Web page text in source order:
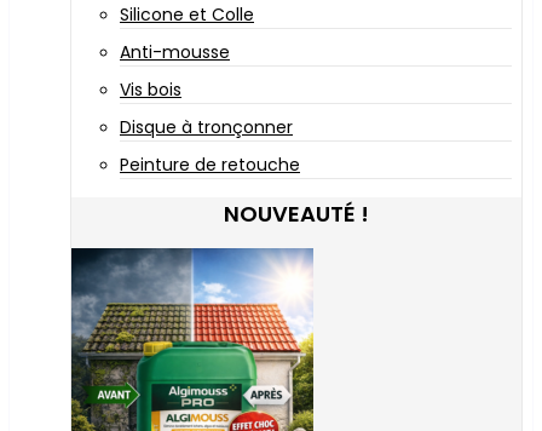
Silicone et Colle
Anti-mousse
Vis bois
Disque à tronçonner
Peinture de retouche
NOUVEAUTÉ !